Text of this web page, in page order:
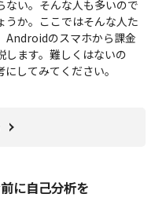
ない。そんな人も多いので
うか。ここではそんな人た
Androidのスマホから課金
します。難しくはないの
してみてください。
に自己分析を